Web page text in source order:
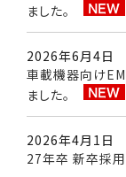
ました。
2026年6月4日
車載機器向け
ました。
2026年4月1日
27年卒 新卒採用